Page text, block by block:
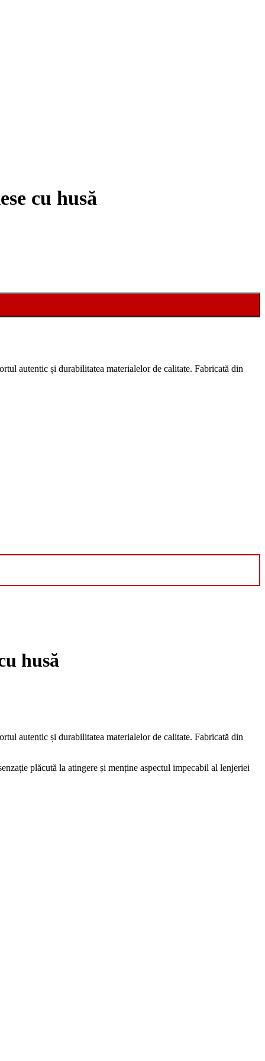
cu husă
autentic și durabilitatea materialelor de calitate. Fabricată din
husă
autentic și durabilitatea materialelor de calitate. Fabricată din
plăcută la atingere și menține aspectul impecabil al lenjeriei